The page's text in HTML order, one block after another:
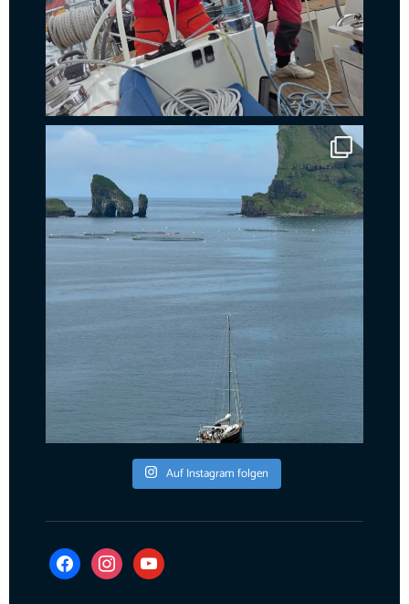
Auf Instagram folgen
facebookinstagramyoutube